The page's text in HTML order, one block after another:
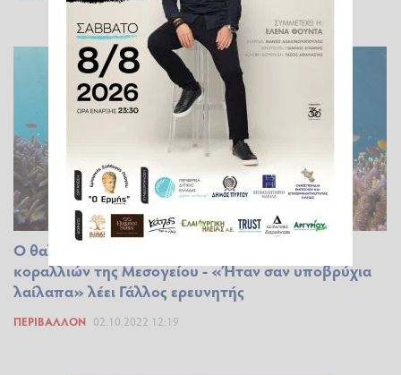
Ο θαλάσσιος καύσωνας αποδεκάτισε τα δάση
κοραλλιών της Μεσογείου - «Ήταν σαν υποβρύχια
λαίλαπα» λέει Γάλλος ερευνητής
ΠΕΡΙΒΆΛΛΟΝ 02.10.2022 12:19